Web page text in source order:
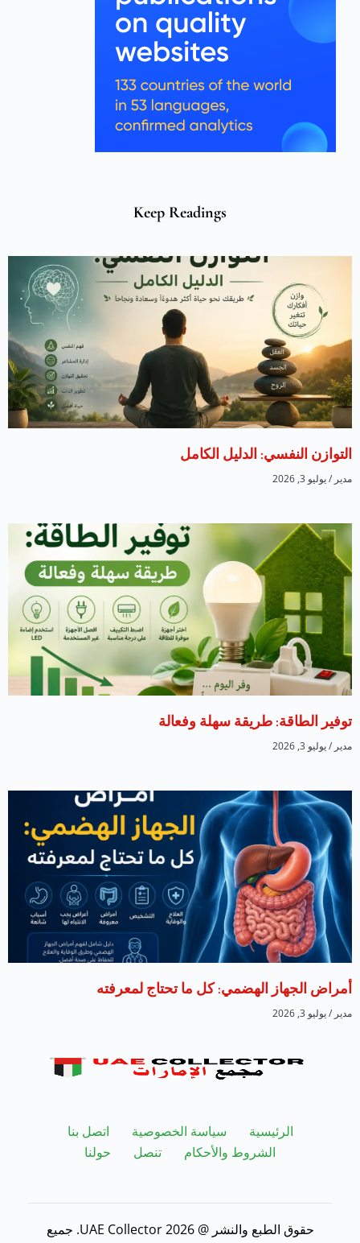
Keep Readings
التوازن النفسي: الدليل الكامل
مدير يوليو 3, 2026
توفير الطاقة: طريقة سهلة وفعالة
مدير يوليو 3, 2026
أمراض الجهاز الهضمي: كل ما تحتاج لمعرفته
مدير يوليو 3, 2026
الرئيسية سياسة الخصوصية
اتصل بنا
الشروط والأحكام
تنصل حولنا
حقوق الطبع والنشر @ 2026 UAE Collector. جميع